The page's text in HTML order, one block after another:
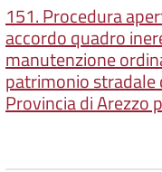
151. Procedura
accordo quadro
manutenzione
patrimonio stradale
Provincia di Arezzo